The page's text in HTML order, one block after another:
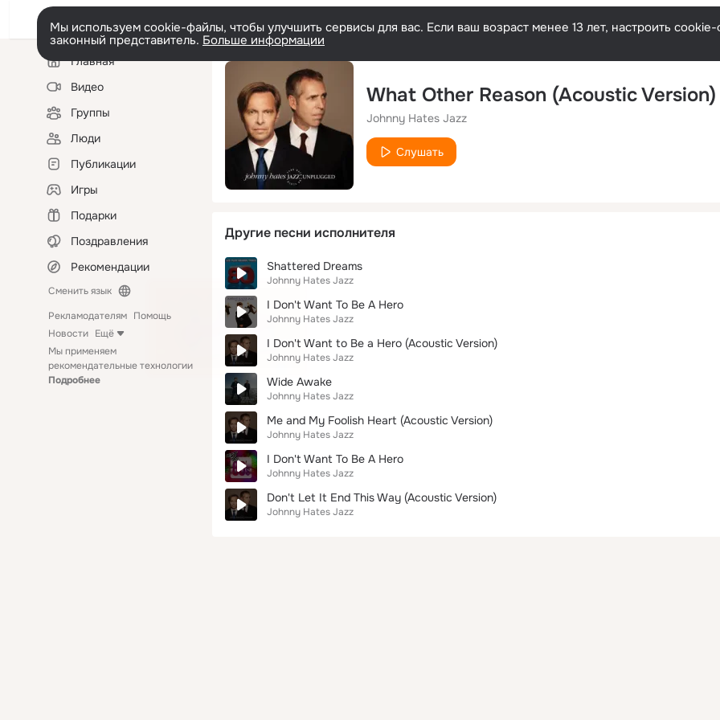
Мы используем cookie-файлы, чтобы улучшить сервисы для вас. Если ваш возраст менее 13 лет, настроить
законный представитель. Больше информации
Левая
колонкаГлавная
Видео
Группы
Люди
Публикации
Игры
Подарки
Поздравления
Рекомендации
Сменить язык
Рекламодателям Помощь
Новости Ещё
Мы применяем
рекомендательные технологии
Подробнее
What Other Reason (Acoustic Version)
Johnny Hates Jazz
Слушать
Другие песни исполнителя
Shattered Dreams
Johnny Hates Jazz
I Don't Want To Be A Hero
Johnny Hates Jazz
I Don't Want to Be a Hero (Acoustic Version)
Johnny Hates Jazz
Wide Awake
Johnny Hates Jazz
Me and My Foolish Heart (Acoustic Version)
Johnny Hates Jazz
I Don't Want To Be A Hero
Johnny Hates Jazz
Don't Let It End This Way (Acoustic Version)
Johnny Hates Jazz